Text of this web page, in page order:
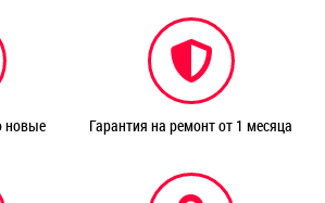
новые
Гарантия на ремонт от 1 месяца